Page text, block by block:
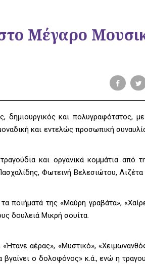
Μέγαρο
δημιουργικός και πολυγραφότατος,
και εντελώς προσωπική
και οργανικά κομμάτια από
Φωτεινή Βελεσιώτου,
ποιήματά της «Μαύρη γραβάτα»,
δουλειά Μικρή σουίτα.
αέρας», «Μυστικό»,
βγαίνει ο δολοφόνος» κ.ά., ενώ η